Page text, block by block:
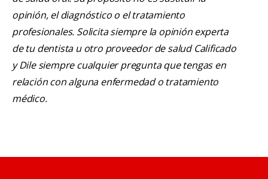
opinión, el diagnóstico o el tratamiento
profesionales. Solicita siempre la opinión experta
de tu dentista u otro proveedor de salud Calificado
y Dile siempre cualquier pregunta que tengas en
relación con alguna enfermedad o tratamiento
médico.